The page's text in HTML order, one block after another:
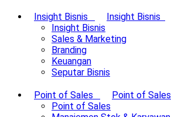
Insight Bisnis
Insight Bisnis
Insight Bisnis
Sales & Marketing
Branding
Keuangan
Seputar Bisnis
Point of Sales
Point of Sales
Point of Sales